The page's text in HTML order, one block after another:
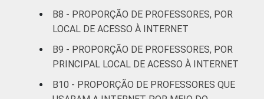
SÉRIE
4ª série / 5º
ano do
Fundamental
8ª série / 9º
ano do
B8 - PROPORÇÃO DE PROFESSORES, POR
LOCAL DE ACESSO À INTERNET
B9 - PROPORÇÃO DE PROFESSORES, POR
PRINCIPAL LOCAL DE ACESSO À INTERNET
B10 - PROPORÇÃO DE PROFESSORES QUE